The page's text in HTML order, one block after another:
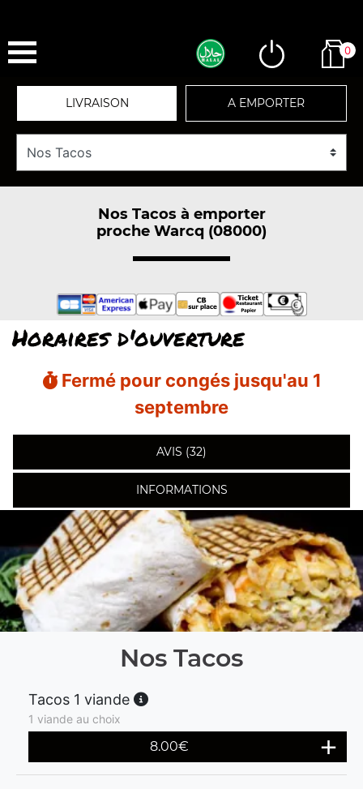
0
LIVRAISON A EMPORTER
Nos Tacos à emporter
proche Warcq (08000)
Horaires d'ouverture
Fermé pour congés jusqu'au 1
septembre
AVIS (32)
INFORMATIONS
Nos Tacos
Tacos 1 viande
1 viande au choix
8.00€